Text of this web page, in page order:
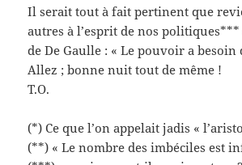
Il serait tout à fait pertinent que
autres à l’esprit de nos
de De Gaulle : « Le pouvoir a besoin
Allez ; bonne nuit tout de même !
T.O.
(*) Ce que l’on appelait jadis «
(**) « Le nombre des imbéciles est